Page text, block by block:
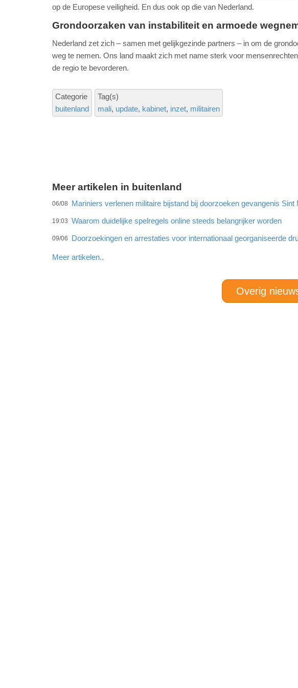
op de Europese veiligheid. En dus ook op die van Nederland.
Grondoorzaken van instabiliteit en armoede
Nederland zet zich – samen met gelijkgezinde partners – in om de
weg te nemen. Ons land maakt zich met name sterk voor
de regio te bevorderen.
Categorie
buitenland
Tag(s)
mali update kabinet inzet militairen
Meer artikelen in buitenland
06/08 Mariniers verlenen militaire bijstand bij doorzoeken gevangenis Sint
19:03 Waarom duidelijke spelregels online steeds belangrijker worden
09/06 Doorzoekingen en arrestaties voor internationaal georganiseerde
Meer artikelen..
Overig